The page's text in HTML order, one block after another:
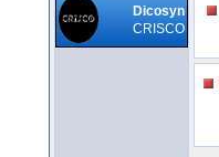
Dicosyn
CRISCO